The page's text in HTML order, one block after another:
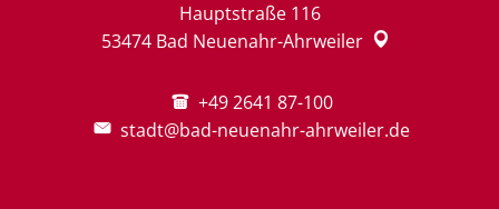
Hauptstraße 116
53474 Bad Neuenahr-Ahrweiler
+49 2641 87-100
stadt@bad-neuenahr-ahrweiler.de